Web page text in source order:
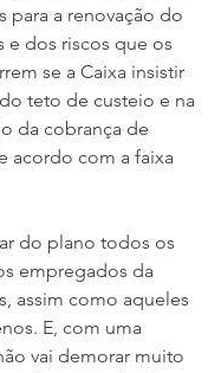
para a renovação do
e dos riscos que os
se a Caixa insistir
teto de custeio e na
da cobrança de
acordo com a faixa
do plano todos os
empregados da
assim como aqueles
E, com uma
vai demorar muito